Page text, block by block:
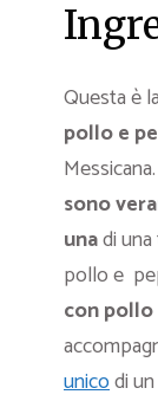
Questa è
pollo e
sono
unadi
pollo e
con
unicodi